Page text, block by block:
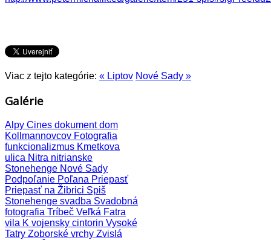
Viac z tejto kategórie: « Liptov Nové Sady »
Galérie
Alpy Cines dokumentdom
Kollmannovcov Fotografia
funkcionalizmus Kmetkova
ulica Nitra nitrianske
Stonehenge Nové Sady
Podpoľanie Poľana Priepasť
Priepasť na Žibrici Spiš
Stonehenge svadba Svadobná
fotografia Tríbeč Veľká Fatra
vila K vojensky cintorin Vysoké
Tatry Zoborské vrchy Zvislá